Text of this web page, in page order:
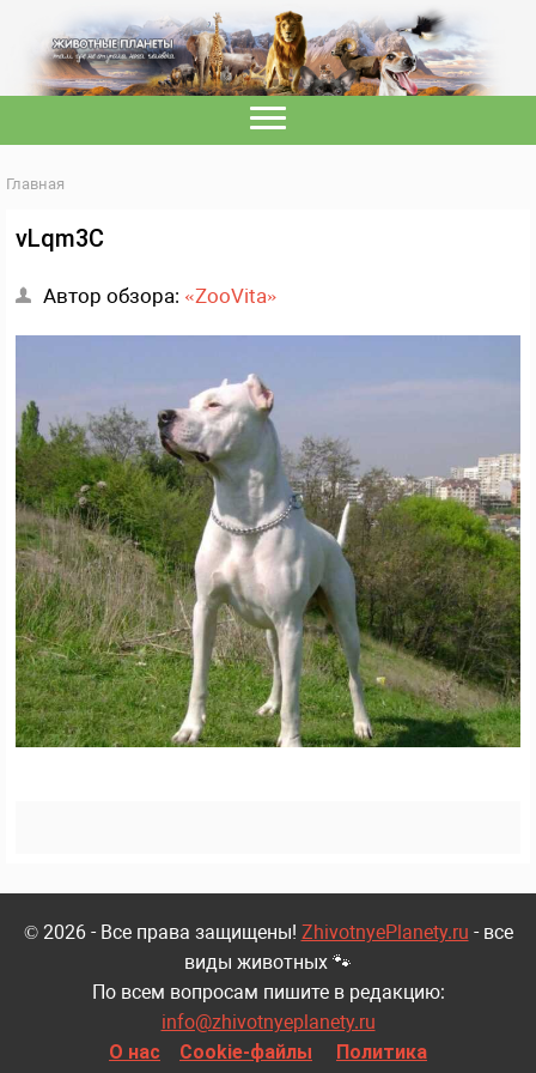
Главная
vLqm3C
Автор обзора: «ZooVita»
© 2026 - Все права защищены! ZhivotnyePlanety.ru - все
виды животных 🐾
По всем вопросам пишите в редакцию:
info@zhivotnyeplanety.ru
О нас
Cookie-файлы
Политика